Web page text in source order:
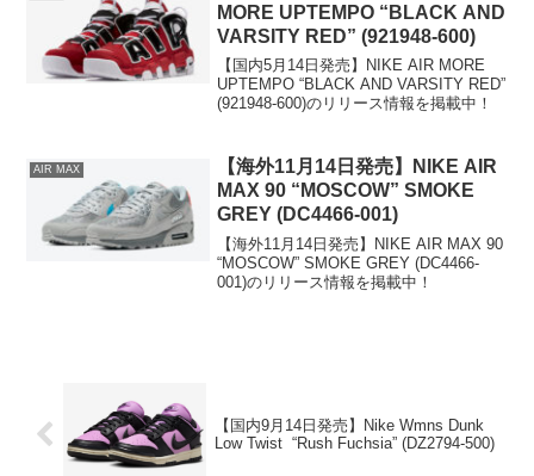
MORE UPTEMPO “BLACK AND
VARSITY RED” (921948-600)
【国内5月14日発売】NIKE AIR MORE
UPTEMPO “BLACK AND VARSITY RED”
(921948-600)のリリース情報を掲載中！
AIR MAX
【海外11月14日発売】NIKE AIR
MAX 90 “MOSCOW” SMOKE
GREY (DC4466-001)
【海外11月14日発売】NIKE AIR MAX 90
“MOSCOW” SMOKE GREY (DC4466-
001)のリリース情報を掲載中！
【国内9月14日発売】Nike Wmns Dunk
Low Twist “Rush Fuchsia” (DZ2794-500)